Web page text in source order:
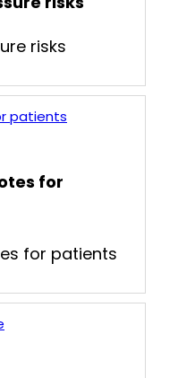
risks
patients
for
for patients